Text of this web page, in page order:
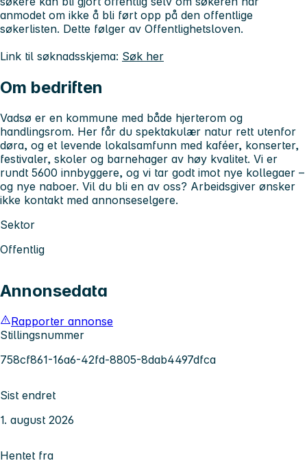
anmodet om ikke å bli ført opp på den offentlige
søkerlisten. Dette følger av Offentlighetsloven.
Link til søknadsskjema: Søk her
Om bedriften
Vadsø er en kommune med både hjerterom og
handlingsrom. Her får du spektakulær natur rett utenfor
døra, og et levende lokalsamfunn med kaféer, konserter,
festivaler, skoler og barnehager av høy kvalitet. Vi er
rundt 5600 innbyggere, og vi tar godt imot nye kollegaer –
og nye naboer. Vil du bli en av oss? Arbeidsgiver ønsker
ikke kontakt med annonseselgere.
Sektor
Offentlig
Annonsedata
Rapporter annonse
Stillingsnummer
758cf861-16a6-42fd-8805-8dab4497dfca
Sist endret
1. august 2026
Hentet fra